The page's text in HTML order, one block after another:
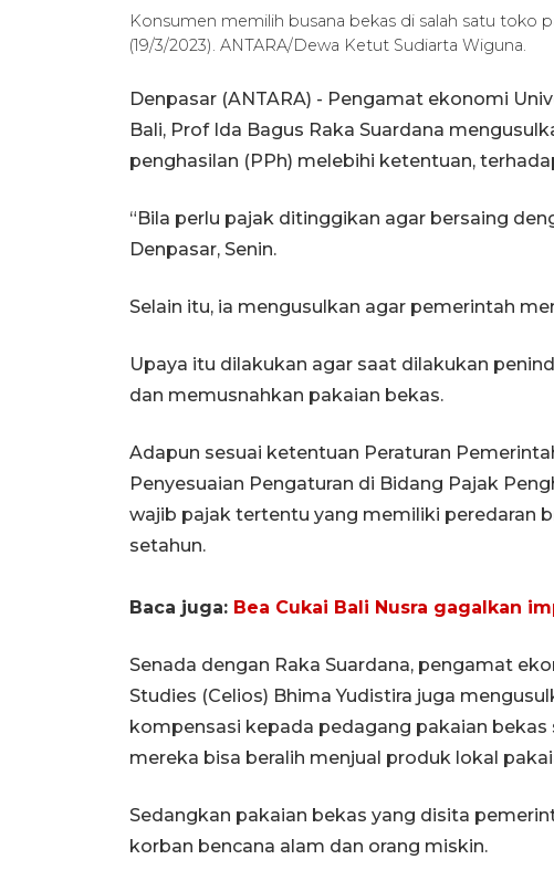
Konsumen memilih busana bekas di salah satu toko
(19/3/2023). ANTARA/Dewa Ketut Sudiarta Wiguna.
Denpasar (ANTARA) - Pengamat ekonomi
Bali, Prof Ida Bagus Raka Suardana
penghasilan (PPh) melebihi ketentuan,
“Bila perlu pajak ditinggikan agar bersaing
Denpasar, Senin.
Selain itu, ia mengusulkan agar pemerintah
Upaya itu dilakukan agar saat dilakukan
dan memusnahkan pakaian bekas.
Adapun sesuai ketentuan Peraturan
Penyesuaian Pengaturan di Bidang Pajak
wajib pajak tertentu yang memiliki peredaran
setahun.
Baca juga: Bea Cukai Bali Nusra gagalkan
Senada dengan Raka Suardana, pengamat
Studies (Celios) Bhima Yudistira juga
kompensasi kepada pedagang pakaian bekas
mereka bisa beralih menjual produk lokal
Sedangkan pakaian bekas yang disita
korban bencana alam dan orang miskin.